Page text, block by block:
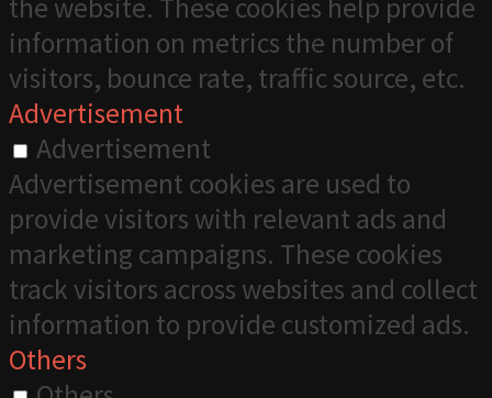
the website. These cookies help provide
information on metrics the number of
visitors, bounce rate, traffic source, etc.
Advertisement
Advertisement
Advertisement cookies are used to
provide visitors with relevant ads and
marketing campaigns. These cookies
track visitors across websites and collect
information to provide customized ads.
Others